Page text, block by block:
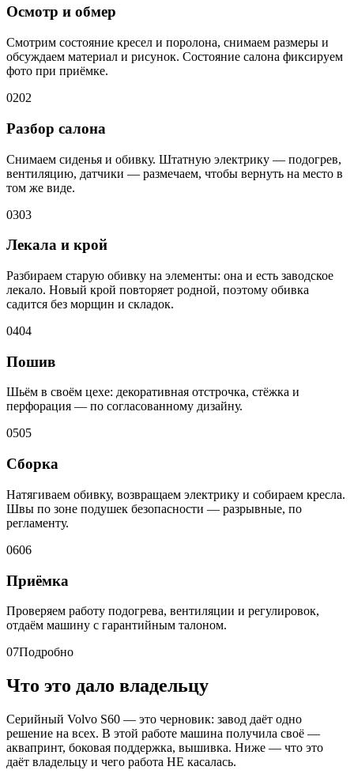
Осмотр и обмер
Смотрим состояние кресел и поролона, снимаем размеры и
обсуждаем материал и рисунок. Состояние салона фиксируем
фото при приёмке.
0202
Разбор салона
Снимаем сиденья и обивку. Штатную электрику — подогрев,
вентиляцию, датчики — размечаем, чтобы вернуть на место в
том же виде.
0303
Лекала и крой
Разбираем старую обивку на элементы: она и есть заводское
лекало. Новый крой повторяет родной, поэтому обивка
садится без морщин и складок.
0404
Пошив
Шьём в своём цехе: декоративная отстрочка, стёжка и
перфорация — по согласованному дизайну.
0505
Сборка
Натягиваем обивку, возвращаем электрику и собираем кресла.
Швы по зоне подушек безопасности — разрывные, по
регламенту.
0606
Приёмка
Проверяем работу подогрева, вентиляции и регулировок,
отдаём машину с гарантийным талоном.
07Подробно
Что это дало владельцу
Серийный Volvo S60 — это черновик: завод даёт одно
решение на всех. В этой работе машина получила своё —
аквапринт, боковая поддержка, вышивка. Ниже — что это
даёт владельцу и чего работа НЕ касалась.